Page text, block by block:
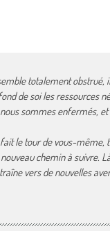
totalement obstrué, il
de soi les ressources
sommes enfermés,
le tour de vous-même,
chemin à suivre.
vers de nouvelles